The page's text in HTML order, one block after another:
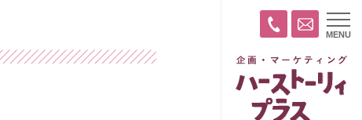
t
o
g
e
n
MENU